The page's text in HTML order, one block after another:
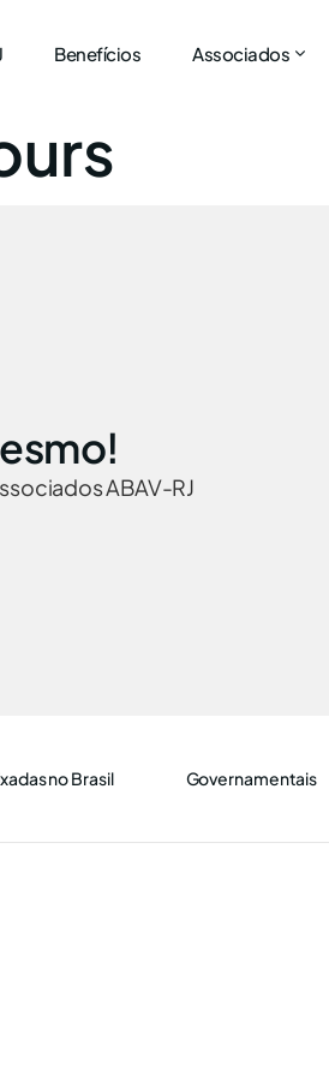
Benefícios Associados
ABAV-RJ
no Brasil Governamentais